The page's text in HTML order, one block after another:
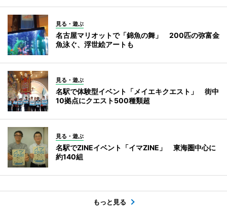
見る・遊ぶ
名古屋マリオットで「錦魚の舞」 200匹の弥富金
魚泳ぐ、浮世絵アートも
見る・遊ぶ
名駅で体験型イベント「メイエキクエスト」 街中
10拠点にクエスト500種類超
見る・遊ぶ
名駅でZINEイベント「イマZINE」 東海圏中心に
約140組
もっと見る